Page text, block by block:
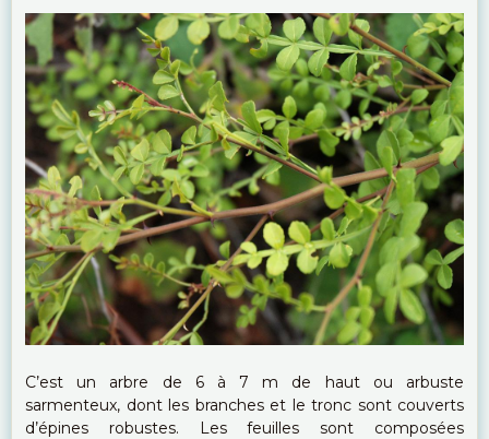
C’est un arbre de 6 à 7 m de haut ou arbuste
sarmenteux, dont les branches et le tronc sont couverts
d’épines robustes. Les feuilles sont composées